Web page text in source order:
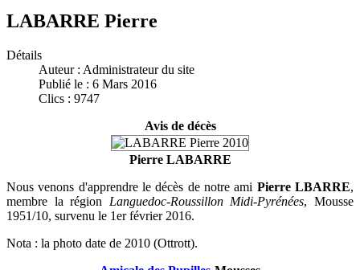
LABARRE Pierre
Détails
Auteur : Administrateur du site
Publié le : 6 Mars 2016
Clics : 9747
Avis de décès
Pierre LABARRE
Nous venons d'apprendre le décès de notre ami Pierre LBARRE,
membre la région Languedoc-Roussillon Midi-Pyrénées, Mousse
1951/10, survenu le 1er février 2016.
Nota : la photo date de 2010 (Ottrott).